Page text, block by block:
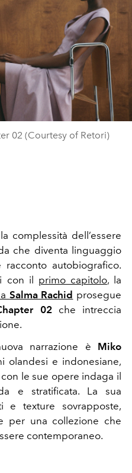
02 (Courtesy of Retori)
complessità dell’essere
che diventa linguaggio
racconto autobiografico.
con il primo capitolo, la
Salma Rachid prosegue
02 che intreccia
narrazione è Miko
olandesi e indonesiane,
le sue opere indaga il
e stratificata. La sua
e texture sovrapposte,
per una collezione che
contemporaneo.